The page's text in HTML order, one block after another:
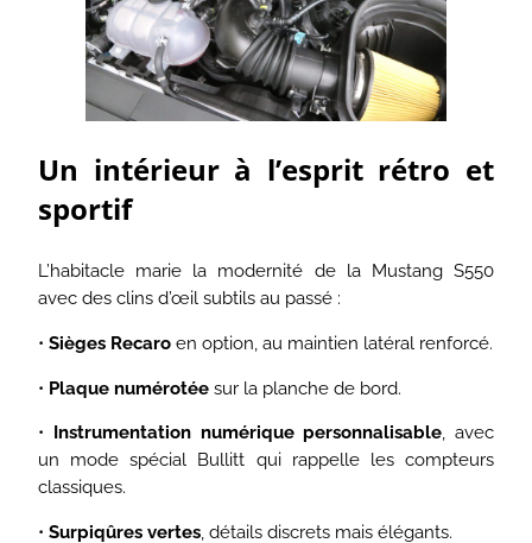
Un intérieur à l’esprit rétro et
sportif
L’habitacle marie la modernité de la Mustang S550
avec des clins d’œil subtils au passé :
• Sièges Recaro en option, au maintien latéral renforcé.
• Plaque numérotée sur la planche de bord.
• Instrumentation numérique personnalisable , avec
un mode spécial Bullitt qui rappelle les compteurs
classiques.
• Surpiqûres vertes , détails discrets mais élégants.